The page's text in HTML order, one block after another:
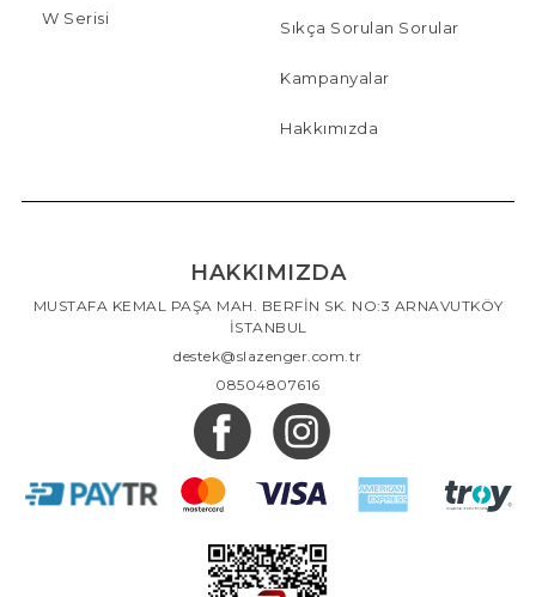
W Serisi Sıkça Sorulan Sorular
Kampanyalar
Hakkımızda
HAKKIMIZDA
MUSTAFA KEMAL PAŞA MAH. BERFİN SK. NO:3 ARNAVUTKÖY
İSTANBUL
destek@slazenger.com.tr
08504807616